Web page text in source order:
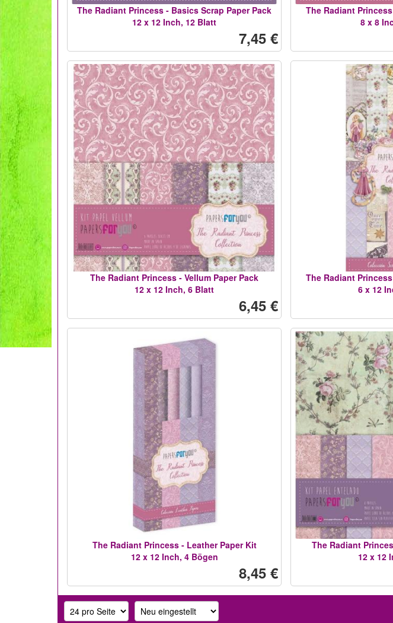
The Radiant Princess - Basics Scrap Paper Pack
12 x 12 Inch, 12 Blatt
7,45 €
The Radiant
8 x 8
The Radiant Princess - Vellum Paper Pack
12 x 12 Inch, 6 Blatt
6,45 €
The Radiant
6 x 12
The Radiant Princess - Leather Paper Kit
12 x 12 Inch, 4 Bögen
8,45 €
The Radiant
12 x 12